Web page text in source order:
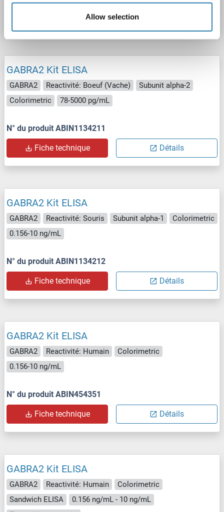
Allow selection
Fiche technique
GABRA2 Kit ELISA
GABRA2 Reactivité: Boeuf (Vache)
Subunit alpha-2
Colorimetric
78-5000 pg/mL
N° du produit ABIN1134211
Fiche technique Détails
GABRA2 Kit ELISA
GABRA2 Reactivité: Souris Subunit alpha-1
Colorimetric
0.156-10 ng/mL
N° du produit ABIN1134212
Fiche technique Détails
GABRA2 Kit ELISA
GABRA2 Reactivité: Humain
Colorimetric
0.156-10 ng/mL
N° du produit ABIN454351
Fiche technique Détails
GABRA2 Kit ELISA
GABRA2 Reactivité: Humain
Colorimetric
Sandwich ELISA
0.156 ng/mL - 10 ng/mL